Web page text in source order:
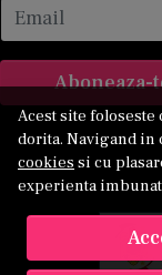
Acest site
dorita. Navigand in
cookies si cu
experienta
Email
Aboneaza-